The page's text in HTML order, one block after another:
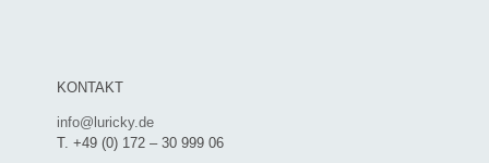
KONTAKT
info@luricky.de
T. +49 (0) 172 – 30 999 06